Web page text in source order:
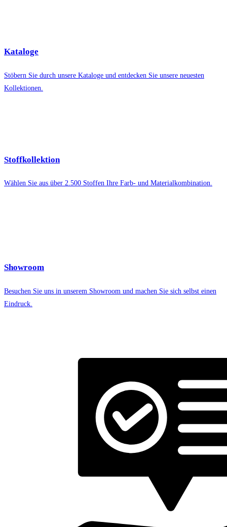
Kataloge
Stöbern Sie durch unsere Kataloge und entdecken Sie unsere neuesten
Kollektionen.
Stoffkollektion
Wählen Sie aus über 2.500 Stoffen Ihre Farb- und Materialkombination.
Showroom
Besuchen Sie uns in unserem Showroom und machen Sie sich selbst einen
Eindruck.